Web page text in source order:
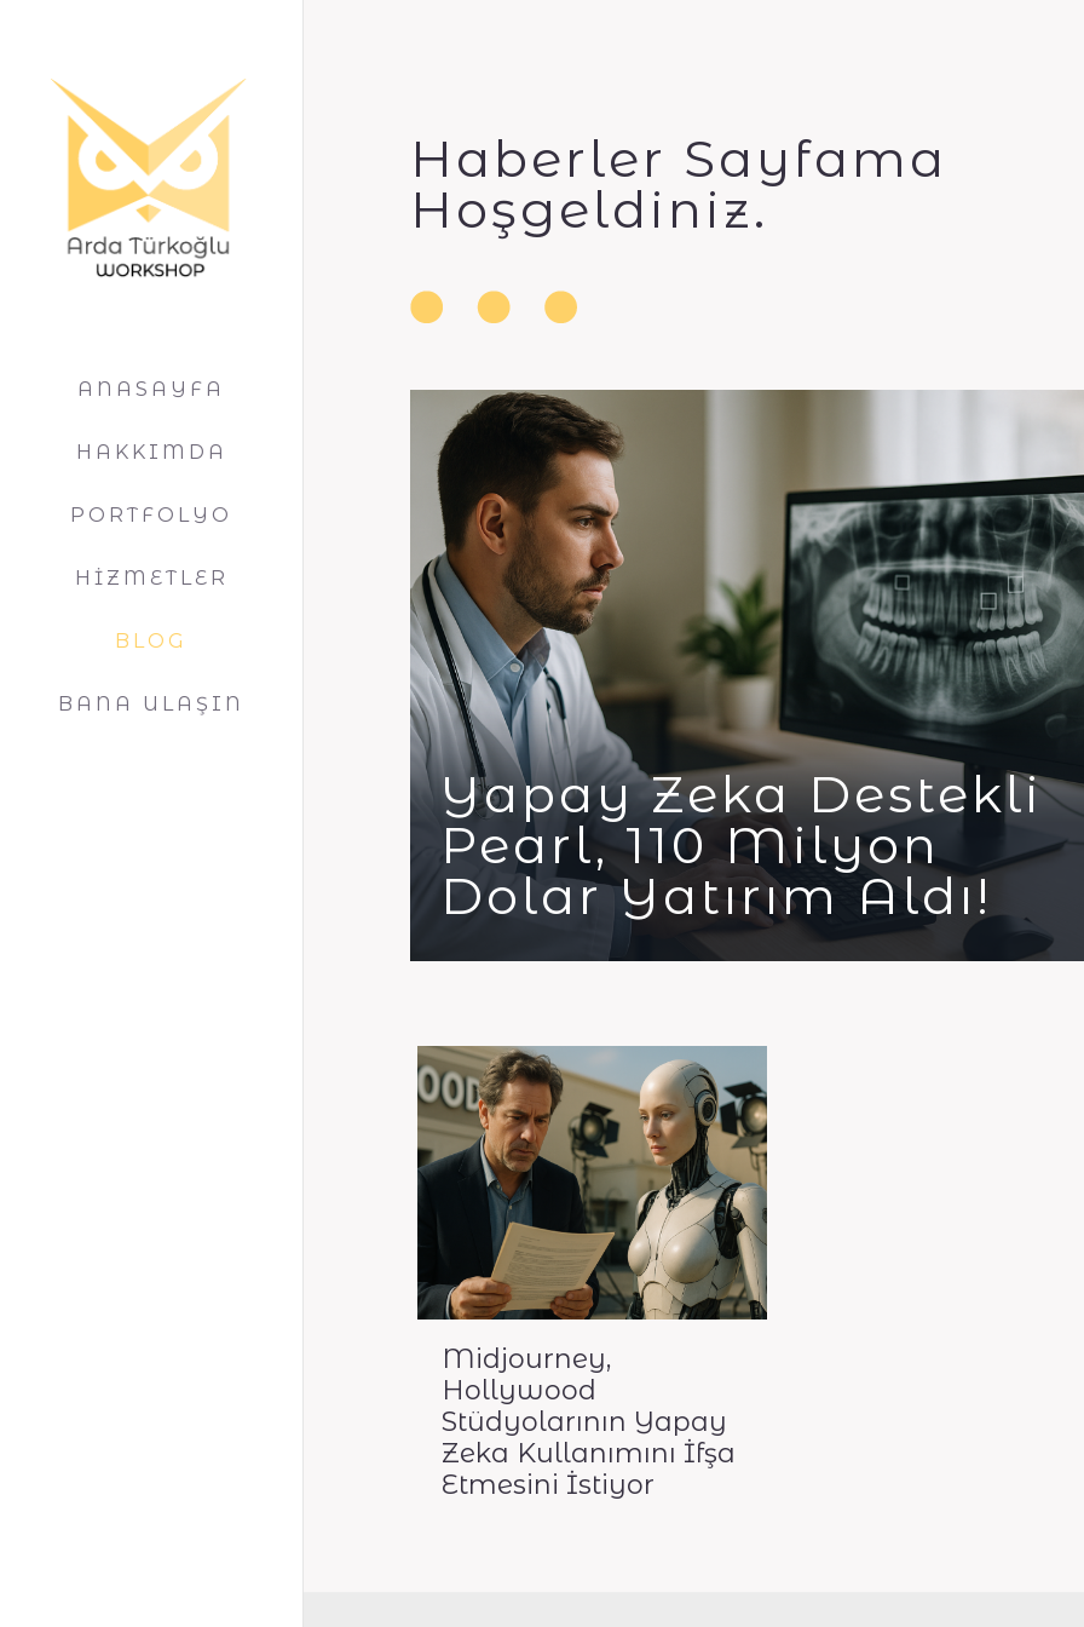
ANASAYFA
HAKKIMDA
PORTFOLYO
HİZMETLER
BLOG
BANA ULAŞIN
Haberler Sayfama
Hoşgeldiniz.
Yapay Zeka Destekli
Pearl, 110 Milyon
Dolar Yatırım Aldı!
Midjourney,
Hollywood
Stüdyolarının Yapay
Zeka Kullanımını İfşa
Etmesini İstiyor